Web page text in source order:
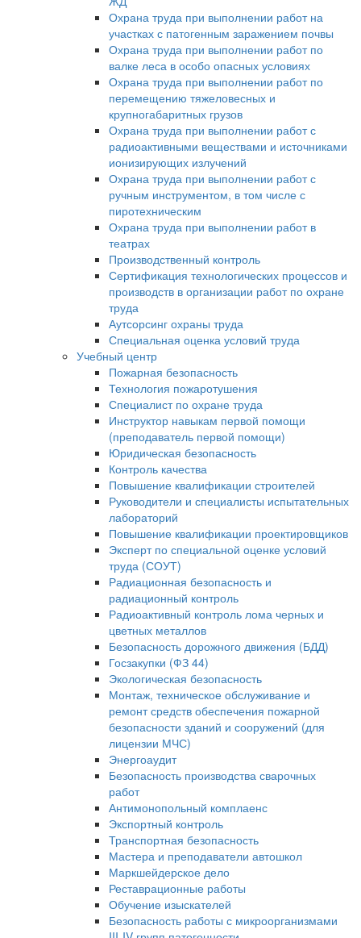
Охрана труда при выполнении работ на
участках с патогенным заражением почвы
Охрана труда при выполнении работ по
валке леса в особо опасных условиях
Охрана труда при выполнении работ по
перемещению тяжеловесных и
крупногабаритных грузов
Охрана труда при выполнении работ с
радиоактивными веществами и источниками
ионизирующих излучений
Охрана труда при выполнении работ с
ручным инструментом, в том числе с
пиротехническим
Охрана труда при выполнении работ в
театрах
Производственный контроль
Сертификация технологических процессов и
производств в организации работ по охране
труда
Аутсорсинг охраны труда
Специальная оценка условий труда
Учебный центр
Пожарная безопасность
Технология пожаротушения
Специалист по охране труда
Инструктор навыкам первой помощи
(преподаватель первой помощи)
Юридическая безопасность
Контроль качества
Повышение квалификации строителей
Руководители и специалисты испытательных
лабораторий
Повышение квалификации проектировщиков
Эксперт по специальной оценке условий
труда (СОУТ)
Радиационная безопасность и
радиационный контроль
Радиоактивный контроль лома черных и
цветных металлов
Безопасность дорожного движения (БДД)
Госзакупки (ФЗ 44)
Экологическая безопасность
Монтаж, техническое обслуживание и
ремонт средств обеспечения пожарной
безопасности зданий и сооружений (для
лицензии МЧС)
Энергоаудит
Безопасность производства сварочных
работ
Антимонопольный комплаенс
Экспортный контроль
Транспортная безопасность
Мастера и преподаватели автошкол
Маркшейдерское дело
Реставрационные работы
Обучение изыскателей
Безопасность работы с микроорганизмами